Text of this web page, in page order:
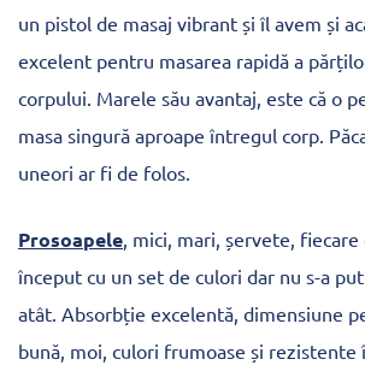
un pistol de masaj vibrant și îl avem și
excelent pentru masarea rapidă a
corpului. Marele său avantaj, este că o
masa singură aproape întregul corp.
uneori ar fi de folos.
Prosoapele, mici, mari, șervete,
început cu un set de culori dar nu s-a
atât. Absorbție excelentă, dimensiune
bună, moi, culori frumoase și rezistente